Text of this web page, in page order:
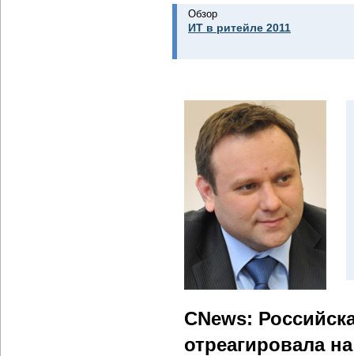
Обзор
ИТ в ритейле 2011
CNews:
отреагировала